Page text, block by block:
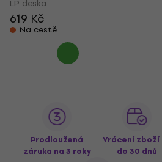
LP deska
619 Kč
Na cestě
Prodloužená
záruka na 3 roky
Vrácení zboží
do 30 dnů